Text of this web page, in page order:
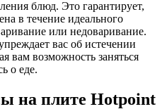
блюд. Это гарантирует,
​​в течение идеального
или недоваривание.
вас об истечении
вам возможность заняться
о еде.
на плите Hotpoint